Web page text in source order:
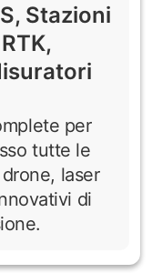
Stazioni
per
tutte le
laser
di